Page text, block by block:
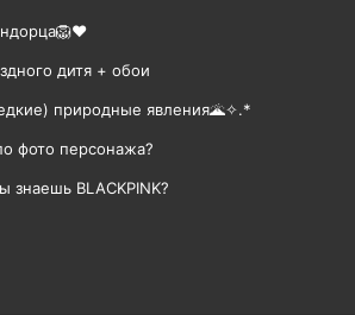
дитя + обои
природные явления🌋✧.*
фото персонажа?
знаешь BLACKPINK?